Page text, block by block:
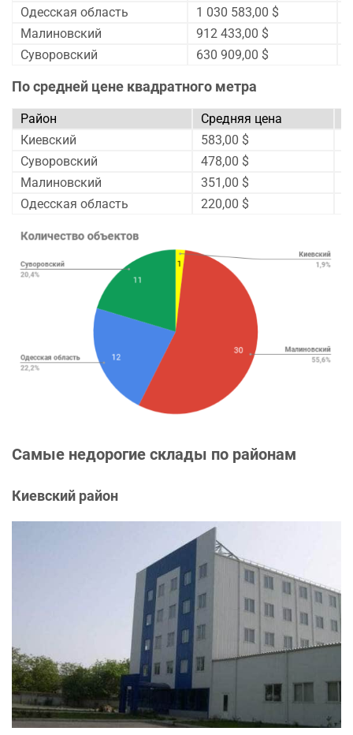
Одесская область
1 030 583,00 $
Малиновский
912 433,00 $
Суворовский
630 909,00 $
По средней цене квадратного метра
Район Средняя цена
Киевский
583,00 $
Суворовский
478,00 $
Малиновский
351,00 $
Одесская область
220,00 $
Самые недорогие склады по районам
Киевский район